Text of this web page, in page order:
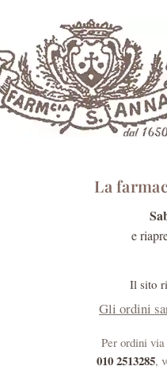
La
e
Il sito
Gli ordini
Per ordini
010 2513285,